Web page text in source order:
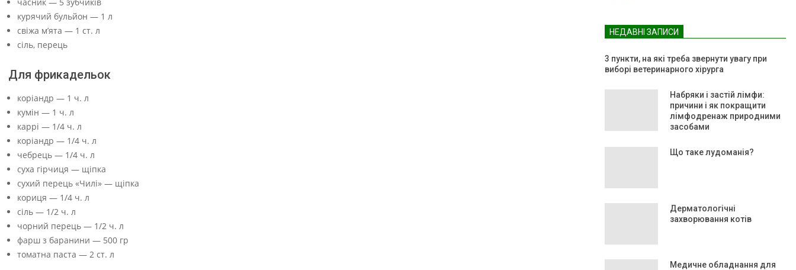
курячий бульйон — 1 л
свіжа м’ята — 1 ст. л
сіль, перець
Для фрикадельок
коріандр — 1 ч. л
кумін — 1 ч. л
каррі — 1/4 ч. л
коріандр — 1/4 ч. л
чебрець — 1/4 ч. л
суха гірчиця — щіпка
сухий перець «Чилі» — щіпка
кориця — 1/4 ч. л
сіль — 1/2 ч. л
чорний перець — 1/2 ч. л
фарш з баранини — 500 гр
томатна паста — 2 ст. л
НЕДАВНІ ЗАПИСИ
3 пункти, на які треба звернути увагу при
виборі ветеринарного хірурга
Набряки і застій лімфи:
причини і як покращити
лімфодренаж природними
засобами
Що таке лудоманія?
Дерматологічні
захворювання котів
Медичне обладнання для